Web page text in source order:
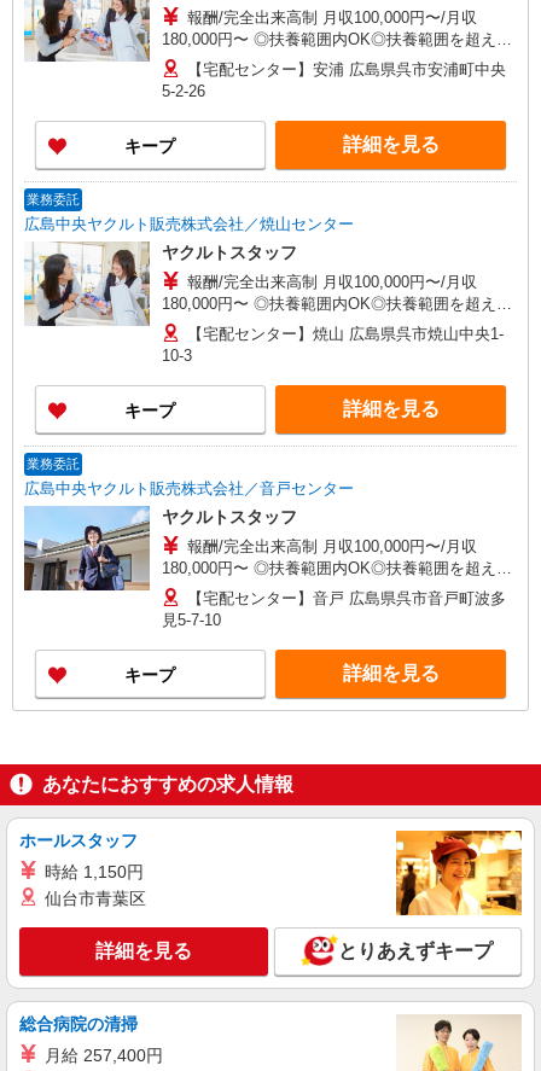
報酬/完全出来高制 月収100,000円〜/月収
180,000円〜 ◎扶養範囲内OK◎扶養範囲を超える
高収入も歓迎 ◆働き方を選べるお仕事です ≪勤務
例≫ ※勤務地で異なる ［1］9：00〜14：30 月
◆研修制度と収入補償で、初めてでも安心！※収
入補償：月8万円（3ヶ月間） ◆商品買取りなし！
しっかり稼げます◎ ※研修期間／5日間／4000円
【宅配センター】安浦 広島県呉市安浦町中央
5-2-26
キープ 詳細を見る
業務委託
広島中央ヤクルト販売株式会社／焼山センター
ヤクルトスタッフ
報酬/完全出来高制 月収100,000円〜/月収
180,000円〜 ◎扶養範囲内OK◎扶養範囲を超える
高収入も歓迎 ◆働き方を選べるお仕事です ≪勤務
例≫ ※勤務地で異なる ［1］9：00〜14：30 月
◆研修制度と収入補償で、初めてでも安心！※収
入補償：月8万円（3ヶ月間） ◆商品買取りなし！
しっかり稼げます◎ ※研修期間／5日間／4000円
【宅配センター】焼山 広島県呉市焼山中央1-
10-3
キープ 詳細を見る
業務委託
広島中央ヤクルト販売株式会社／音戸センター
ヤクルトスタッフ
報酬/完全出来高制 月収100,000円〜/月収
180,000円〜 ◎扶養範囲内OK◎扶養範囲を超える
高収入も歓迎 ◆働き方を選べるお仕事です ≪勤務
例≫ ※勤務地で異なる ［1］9：00〜14：30 月
収約9万円 ［2］9：00〜16：00 月収約12万円
◆研修制度と収入補償で、初めてでも安心！※収
入補償：月8万円（3ヶ月間） ◆商品買取りなし！
しっかり稼げます◎ ※研修期間／5日間／4000円
【宅配センター】音戸 広島県呉市音戸町波多
見5-7-10
キープ 詳細を見る
あなたにおすすめの求人情報
ホールスタッフ
時給 1,150円
仙台市青葉区
詳細を見る とりあえずキープ
総合病院の清掃
月給 257,400円